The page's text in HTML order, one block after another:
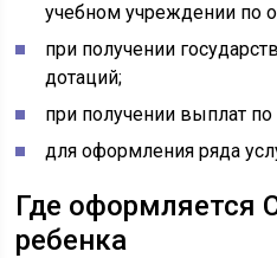
учебном учреждении по
при получении
дотаций;
при получении выплат
для оформления ряда
Где оформляется
ребенка